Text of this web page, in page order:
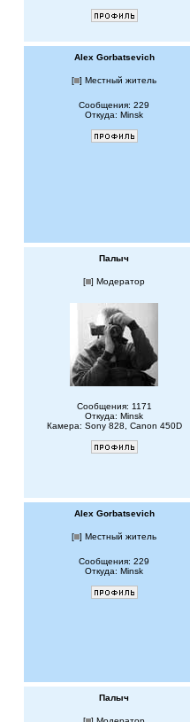
Alex Gorbatsevich
[ ] Местный житель
Сообщения: 229
Откуда: Minsk
Палыч
[ ] Модератор
Сообщения: 1171
Откуда: Minsk
Камера: Sony 828, Canon 450D
Alex Gorbatsevich
[ ] Местный житель
Сообщения: 229
Откуда: Minsk
Палыч